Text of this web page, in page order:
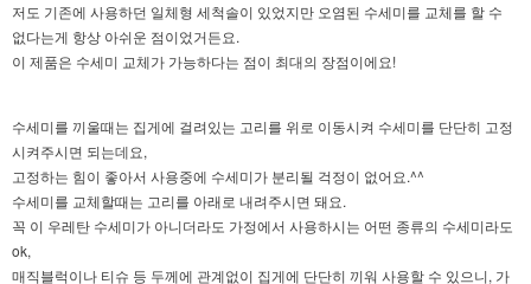
저도 기존에 사용하던 일체형 세척솔이 있었지만 오염된 수세미를 교체를 할 수
없다는게 항상 아쉬운 점이었거든요.
이 제품은 수세미 교체가 가능하다는 점이 최대의 장점이에요!
수세미를 끼울때는 집게에 걸려있는 고리를 위로 이동시켜 수세미를 단단히 고정
시켜주시면 되는데요,
고정하는 힘이 좋아서 사용중에 수세미가 분리될 걱정이 없어요.^^
수세미를 교체할때는 고리를 아래로 내려주시면 돼요.
꼭 이 우레탄 수세미가 아니더라도 가정에서 사용하시는 어떤 종류의 수세미라도
ok,
매직블럭이나 티슈 등 두께에 관계없이 집게에 단단히 끼워 사용할 수 있으니, 가